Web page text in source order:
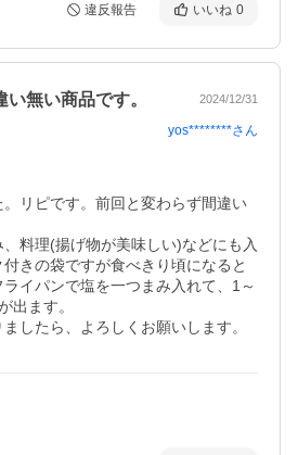
違反報告 いいね 0
無い商品です。 2024/12/31
yos********さん
リピです。前回と変わらず間違い
料理(揚げ物が美味しい)などにも入
きの袋ですが食べきり頃になると
イパンで塩を一つまみ入れて、1～
出ます。
したら、よろしくお願いします。